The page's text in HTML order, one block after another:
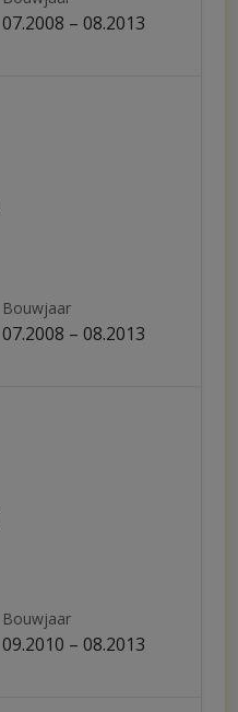
07.2008 – 08.2013
Bouwjaar
07.2008 – 08.2013
Bouwjaar
09.2010 – 08.2013